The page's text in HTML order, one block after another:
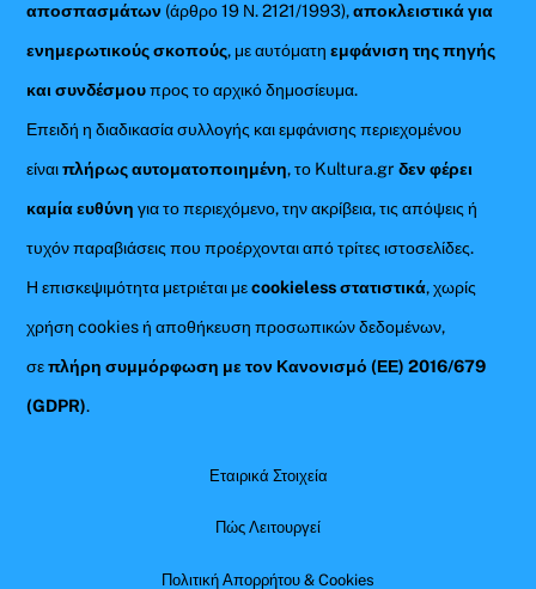
αποσπασμάτων (άρθρο 19 Ν. 2121/1993),αποκλειστικά για
ενημερωτικούς σκοπούς, με αυτόματηεμφάνιση της πηγής
και συνδέσμουπρος το αρχικό δημοσίευμα.
Επειδή η διαδικασία συλλογής και εμφάνισης περιεχομένου
είναιπλήρως αυτοματοποιημένη, το Kultura.grδεν φέρει
καμία ευθύνη για το περιεχόμενο, την ακρίβεια, τις απόψεις ή
τυχόν παραβιάσεις που προέρχονται από τρίτες ιστοσελίδες.
Η επισκεψιμότητα μετριέται μεcookieless στατιστικά, χωρίς
χρήση cookies ή αποθήκευση προσωπικών δεδομένων,
σεπλήρη συμμόρφωση με τον Κανονισμό (ΕΕ) 2016/679
(GDPR).
Εταιρικά Στοιχεία
Πώς Λειτουργεί
Πολιτική Απορρήτου & Cookies